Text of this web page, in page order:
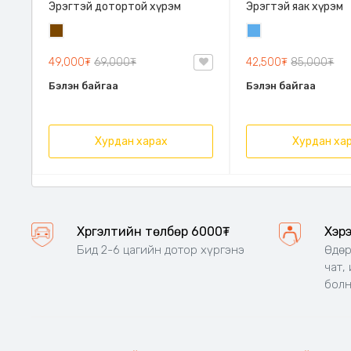
Эрэгтэй дотортой хүрэм
49,000₮ 69,000₮
Бэлэн байгаа
Хурдан харах
Эрэгтэй яак хүрэм
42,500₮85,000₮
Бэлэн байгаа
Хурдан
Хүргэлтийн төлбөр 6000₮
Бид 2-6 цагийн дотор хүргэнэ
чат,